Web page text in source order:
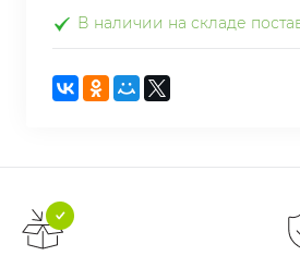
В наличии на складе